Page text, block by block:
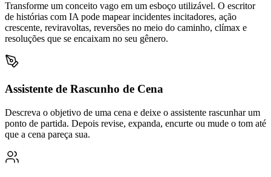
Transforme um conceito vago em um esboço utilizável. O escritor
de histórias com IA pode mapear incidentes incitadores, ação
crescente, reviravoltas, reversões no meio do caminho, clímax e
resoluções que se encaixam no seu gênero.
Assistente de Rascunho de Cena
Descreva o objetivo de uma cena e deixe o assistente rascunhar um
ponto de partida. Depois revise, expanda, encurte ou mude o tom até
que a cena pareça sua.